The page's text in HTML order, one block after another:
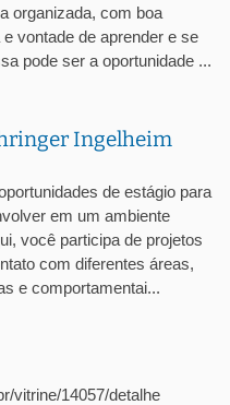
organizada, com boa
vontade de aprender e se
pode ser a oportunidade ...
Ingelheim
de estágio para
em um ambiente
você participa de projetos
com diferentes áreas,
e comportamentai...
vitrine/14057/detalhe